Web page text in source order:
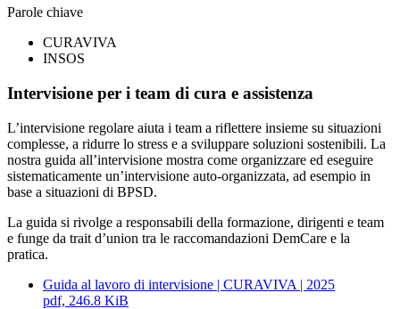
Parole chiave
CURAVIVA
INSOS
Intervisione per i team di cura e assistenza
L’intervisione regolare aiuta i team a riflettere insieme su situazioni
complesse, a ridurre lo stress e a sviluppare soluzioni sostenibili. La
nostra guida all’intervisione mostra come organizzare ed eseguire
sistematicamente un’intervisione auto-organizzata, ad esempio in
base a situazioni di BPSD.
La guida si rivolge a responsabili della formazione, dirigenti e team
e funge da trait d’union tra le raccomandazioni DemCare e la
pratica.
Guida al lavoro di intervisione | CURAVIVA | 2025
pdf, 246.8 KiB